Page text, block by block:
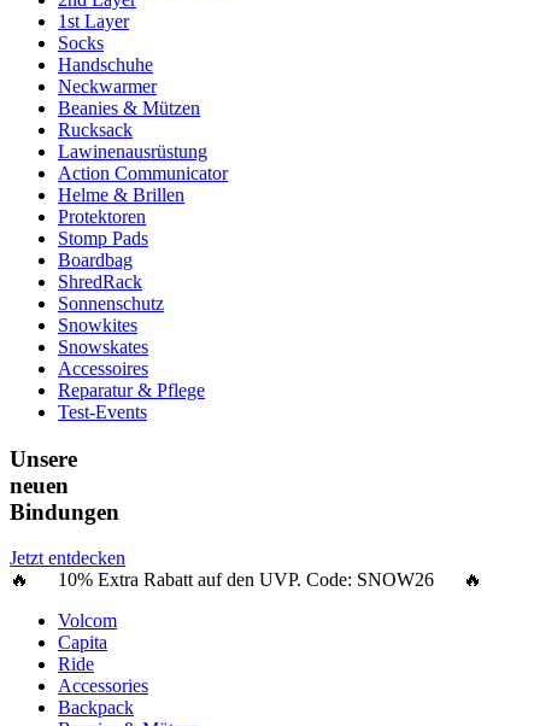
1st Layer
Socks
Handschuhe
Neckwarmer
Beanies & Mützen
Rucksack
Lawinenausrüstung
Action Communicator
Helme & Brillen
Protektoren
Stomp Pads
Boardbag
ShredRack
Sonnenschutz
Snowkites
Snowskates
Accessoires
Reparatur & Pflege
Test-Events
Unsere
neuen
Bindungen
Jetzt entdecken
🔥 10% Extra Rabatt auf den UVP. Code: SNOW26 🔥
Volcom
Capita
Ride
Accessories
Backpack